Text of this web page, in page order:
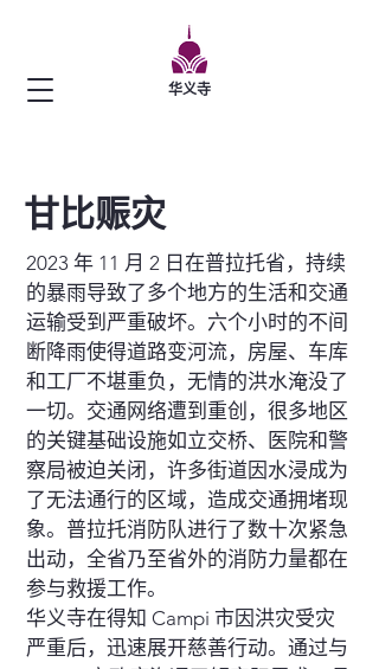
华义寺
甘比赈灾
2023 年 11 月 2 日在普拉托省，持续
的暴雨导致了多个地方的生活和交通
运输受到严重破坏。六个小时的不间
断降雨使得道路变河流，房屋、车库
和工厂不堪重负，无情的洪水淹没了
一切。交通网络遭到重创，很多地区
的关键基础设施如立交桥、医院和警
察局被迫关闭，许多街道因水浸成为
了无法通行的区域，造成交通拥堵现
象。普拉托消防队进行了数十次紧急
出动，全省乃至省外的消防力量都在
参与救援工作。
华义寺在得知 Campi 市因洪灾受灾
严重后，迅速展开慈善行动。通过与